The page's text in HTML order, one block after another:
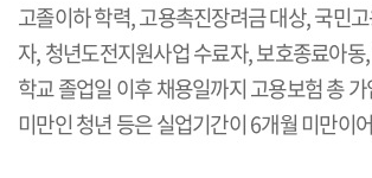
고졸이하 학력, 고용촉진장려금 대상, 국민
자, 청년도전지원사업 수료자, 보호종료아
학교 졸업일 이후 채용일까지 고용보험 총
미만인 청년 등은 실업기간이 6개월 미만이